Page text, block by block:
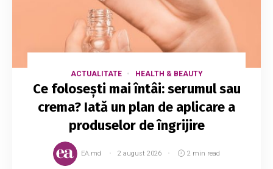
ACTUALITATE HEALTH & BEAUTY
Ce folosești mai întâi: serumul sau
crema? Iată un plan de aplicare a
produselor de îngrijire
EA.md 2 august 2026 2 min read